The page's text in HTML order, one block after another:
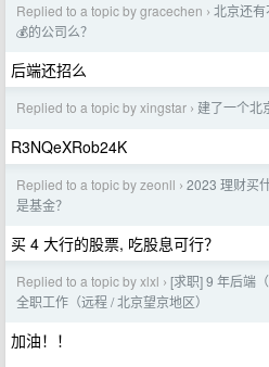
Replied to a topic by gracechen › 北京还
💰的公司么？
后端还招么
Replied to a topic by xingstar › 建了一个北
R3NQeXRob24K
Replied to a topic by zeonll › 2023 理财买
是基金？
买 4 大行的股票, 吃股息可行？
Replied to a topic by xlxl › [求职] 9 年后端
全职工作（远程 / 北京望京地区）
加油！！